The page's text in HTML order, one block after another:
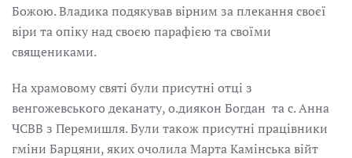
Божою. Владика подякував вірним за плекання своєї
віри та опіку над своєю парафією та своїми
священиками.
На храмовому святі були присутні отці з
венгожевського деканату, о.диякон Богдан та с. Анна
ЧСВВ з Перемишля. Були також присутні працівники
гміни Барцяни, яких очолила Марта Камінська війт